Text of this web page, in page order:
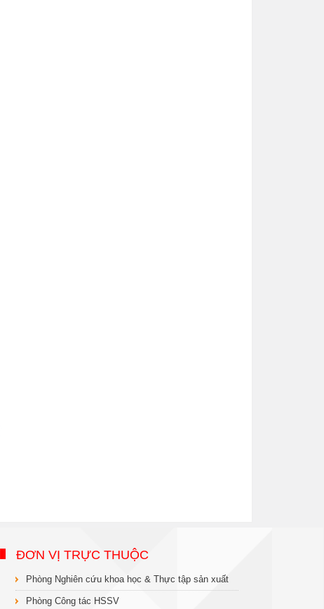
ĐƠN VỊ TRỰC THUỘC
Phòng Nghiên cứu khoa học & Thực tập sản xuất
Phòng Công tác HSSV